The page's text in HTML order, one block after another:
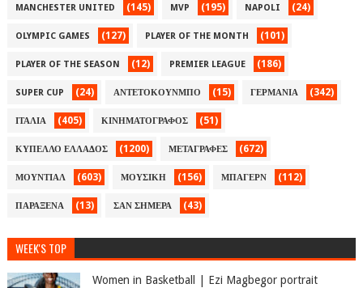
MANCHESTER UNITED (145) MVP (195) NAPOLI (24)
OLYMPIC GAMES (127) PLAYER OF THE MONTH (101)
PLAYER OF THE SEASON (12) PREMIER LEAGUE (186)
SUPER CUP (24) ΑΝΤΕΤΟΚΟΥΝΜΠΟ (15) ΓΕΡΜΑΝΙΑ (342)
ΙΤΑΛΙΑ (405) ΚΙΝΗΜΑΤΟΓΡΑΦΟΣ (51)
ΚΥΠΕΛΛΟ ΕΛΛΑΔΟΣ (1200) ΜΕΤΑΓΡΑΦΕΣ (672)
ΜΟΥΝΤΙΑΛ (603) ΜΟΥΣΙΚΗ (156) ΜΠΑΓΕΡΝ (112)
ΠΑΡΑΞΕΝΑ (13) ΣΑΝ ΣΗΜΕΡΑ (43)
WEEK'S TOP
Women in Basketball | Ezi Magbegor portrait